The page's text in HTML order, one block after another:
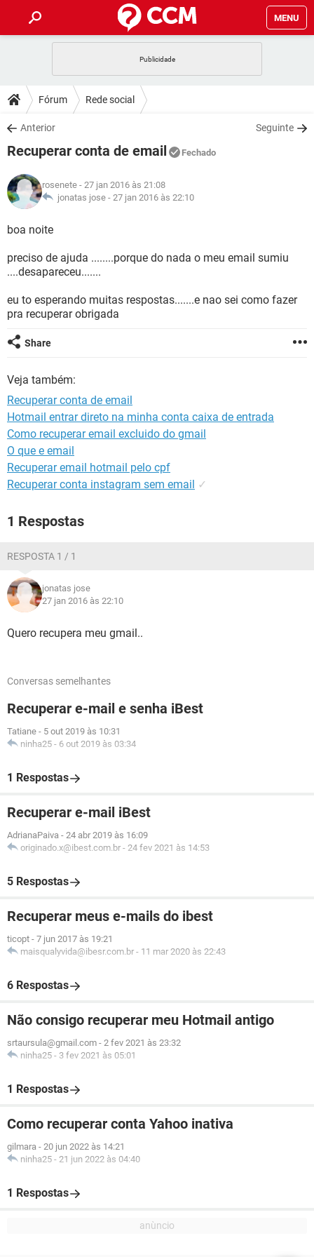
MENU
CELULAR
OUTLOOK
INSTAGRAM GMAIL
GUIA DE COMPRAS
DICAS
JOGOS
INSTAGRAM
GUIA DE COMPRAS
DOWNLOADS
JOGOS WHATSAPP
CELULAR
OUTLOOK EXCEL
INSTAGRAM
FÓRUM
JOGOS
CELULAR
OUTLOOK
INSTAGRAM GMAIL
GLOSSÁRIO
OUTLOOK
INSTAGRAM
GUIA DE COMPRAS
Fórum Rede social
Anterior Seguinte
Recuperar conta de email Fechado
rosenete - 27 jan 2016 às 21:08
jonatas jose - 27 jan 2016 às 22:10
boa noite
preciso de ajuda ........porque do nada o meu email sumiu
....desapareceu.......
eu to esperando muitas respostas.......e nao sei como fazer
pra recuperar obrigada
Share
Veja também:
Recuperar conta de email
Hotmail entrar direto na minha conta caixa de entrada
Como recuperar email excluido do gmail
O que e email
Recuperar email hotmail pelo cpf
Recuperar conta instagram sem email ✓
1 Respostas
RESPOSTA 1 / 1
jonatas jose
27 jan 2016 às 22:10
Quero recupera meu gmail..
Conversas semelhantes
Recuperar e-mail e senha iBest
Tatiane - 5 out 2019 às 10:31
ninha25 - 6 out 2019 às 03:34
1 Respostas
Recuperar e-mail iBest
AdrianaPaiva - 24 abr 2019 às 16:09
originado.x@ibest.com.br - 24 fev 2021 às 14:53
5 Respostas
Recuperar meus e-mails do ibest
ticopt - 7 jun 2017 às 19:21
maisqualyvida@ibesr.com.br - 11 mar 2020 às 22:43
6 Respostas
Não consigo recuperar meu Hotmail antigo
srtaursula@gmail.com - 2 fev 2021 às 23:32
ninha25 - 3 fev 2021 às 05:01
1 Respostas
Como recuperar conta Yahoo inativa
gilmara - 20 jun 2022 às 14:21
ninha25 - 21 jun 2022 às 04:40
1 Respostas